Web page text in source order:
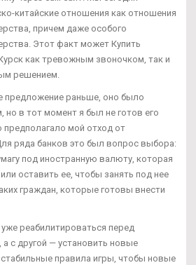
китайские отношения как отношения
причем даже особого
Этот факт может Купить
как тревожным звоночком, так и
решением.
предложение раньше, оно было
в тот момент я был не готов его
предполагало мой отход от
ряда банков это был вопрос выбора:
под иностранную валюту, которая
оставить ее, чтобы занять под нее
граждан, которые готовы внести
реабилитироваться перед
с другой — установить новые
правила игры, чтобы новые